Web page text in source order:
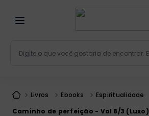
Livros Ebooks Espiritualidade
Caminho de perfeição - Vol 8/3 (Luxo)
2º liturgia